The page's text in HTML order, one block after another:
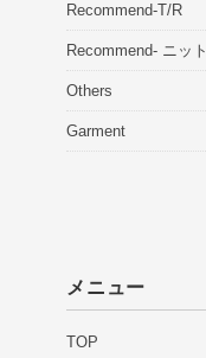
Recommend-T/R
Recommend- ニット
Others
Garment
メニュー
TOP